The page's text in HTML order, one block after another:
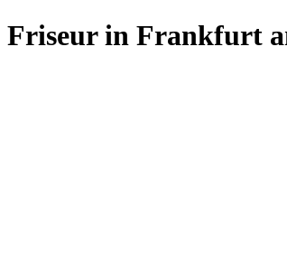
Friseur in Frankfurt